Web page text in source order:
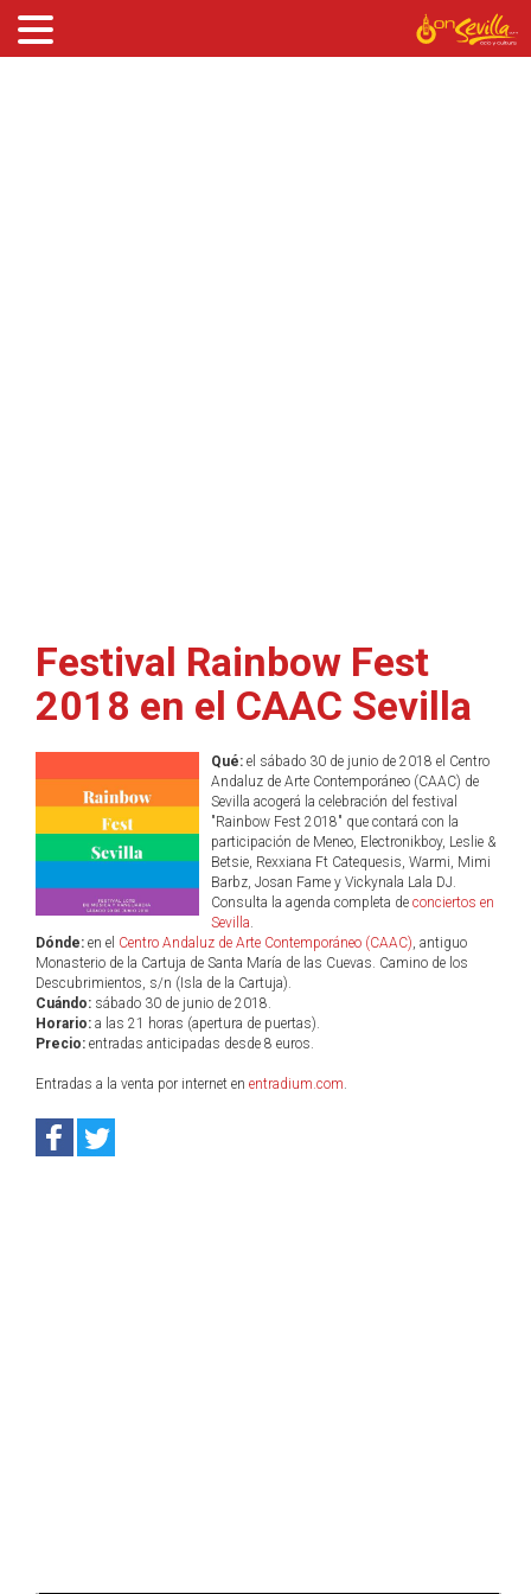
Festival Rainbow Fest
2018 en el CAAC Sevilla
Qué:el sábado 30 de junio de 2018 el Centro
Andaluz de Arte Contemporáneo (CAAC) de
Sevilla acogerá la celebración del festival
"Rainbow Fest 2018" que contará con la
participación de Meneo, Electronikboy, Leslie &
Betsie, Rexxiana Ft Catequesis, Warmi, Mimi
Barbz, Josan Fame y Vickynala Lala DJ.
Consulta la agenda completa de conciertos en
Sevilla.
Dónde: en el Centro Andaluz de Arte Contemporáneo (CAAC), antiguo
Monasterio de la Cartuja de Santa María de las Cuevas. Camino de los
Descubrimientos, s/n (Isla de la Cartuja).
Cuándo: sábado 30 de junio de 2018.
Horario: a las 21 horas (apertura de puertas).
Precio: entradas anticipadas desde 8 euros.
Entradas a la venta por internet en entradium.com.